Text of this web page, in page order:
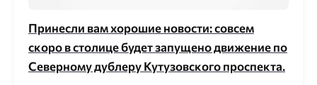
Принесли вам хорошие новости: совсем
скоро в столице будет запущено движение по
Северному дублеру Кутузовского проспекта.